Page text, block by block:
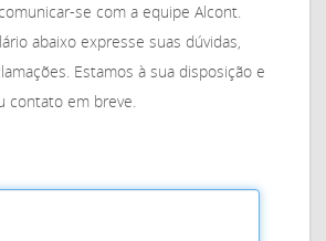
se com a equipe Alcont.
abaixo expresse suas dúvidas,
Estamos à sua disposição e
contato em breve.